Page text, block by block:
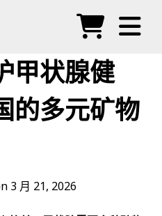
问题
客
店
甲状腺健
的多元矿物
3 月 21, 2026